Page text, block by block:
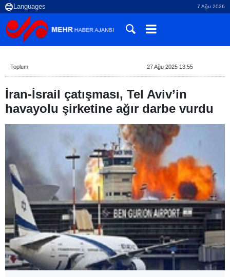
7 Ağu 2026
Toplum 27 Ağu 2025 13:55
İran-İsrail çatışması, Tel Aviv’in
havayolu şirketine ağır darbe vurdu